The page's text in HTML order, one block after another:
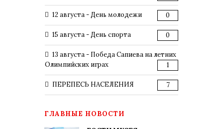
12 августа - День молодежи 0
15 августа - День спорта 0
13 августа - Победа Сапиева на летних
Олимпийских играх
1
ПЕРЕПЕСЬ НАСЕЛЕНИЯ 7
ГЛАВНЫЕ НОВОСТИ